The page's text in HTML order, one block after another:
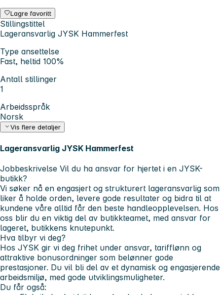
Lagre favoritt
Stillingstittel
Lageransvarlig JYSK Hammerfest
Type ansettelse
Fast, heltid 100%
Antall stillinger
1
Arbeidsspråk
Norsk
Vis flere detaljer
Lageransvarlig JYSK Hammerfest
Jobbeskrivelse Vil du ha ansvar for hjertet i en JYSK-
butikk?
Vi søker nå en engasjert og strukturert lageransvarlig som
liker å holde orden, levere gode resultater og bidra til at
kundene våre alltid får den beste handleopplevelsen. Hos
oss blir du en viktig del av butikkteamet, med ansvar for
lageret, butikkens knutepunkt.
Hva tilbyr vi deg?
Hos JYSK gir vi deg frihet under ansvar, tarifflønn og
attraktive bonusordninger som belønner gode
prestasjoner. Du vil bli del av et dynamisk og engasjerende
arbeidsmiljø, med gode utviklingsmuligheter.
Du får også: